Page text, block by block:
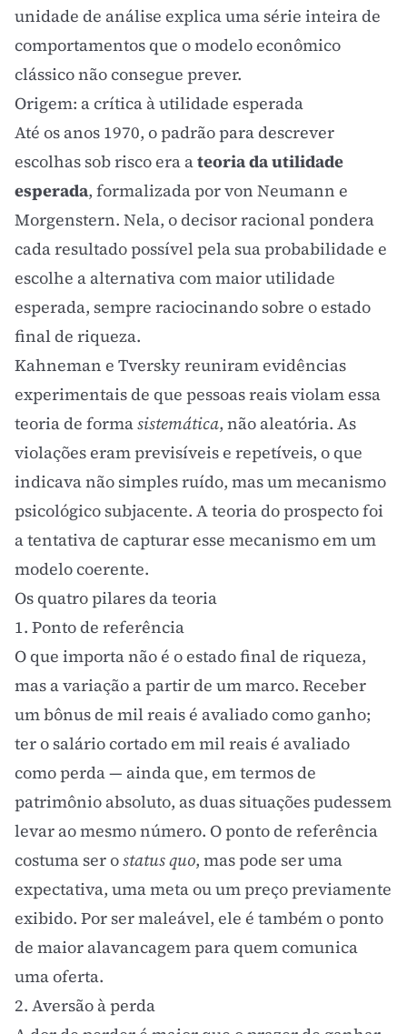
unidade de análise explica uma série inteira de
comportamentos que o modelo econômico
clássico não consegue prever.
Origem: a crítica à utilidade esperada
Até os anos 1970, o padrão para descrever
escolhas sob risco era ateoria da utilidade
esperada, formalizada por von Neumann e
Morgenstern. Nela, o decisor racional pondera
cada resultado possível pela sua probabilidade e
escolhe a alternativa com maior utilidade
esperada, sempre raciocinando sobre o estado
final de riqueza.
Kahneman e Tversky reuniram evidências
experimentais de que pessoas reais violam essa
teoria de formasistemática, não aleatória. As
violações eram previsíveis e repetíveis, o que
indicava não simples ruído, mas um mecanismo
psicológico subjacente. A teoria do prospecto foi
a tentativa de capturar esse mecanismo em um
modelo coerente.
Os quatro pilares da teoria
1. Ponto de referência
O que importa não é o estado final de riqueza,
mas a variação a partir de um marco. Receber
um bônus de mil reais é avaliado como ganho;
ter o salário cortado em mil reais é avaliado
como perda — ainda que, em termos de
patrimônio absoluto, as duas situações pudessem
levar ao mesmo número. O ponto de referência
costuma ser ostatus quo, mas pode ser uma
expectativa, uma meta ou um preço previamente
exibido. Por ser maleável, ele é também o ponto
de maior alavancagem para quem comunica
uma oferta.
2. Aversão à perda